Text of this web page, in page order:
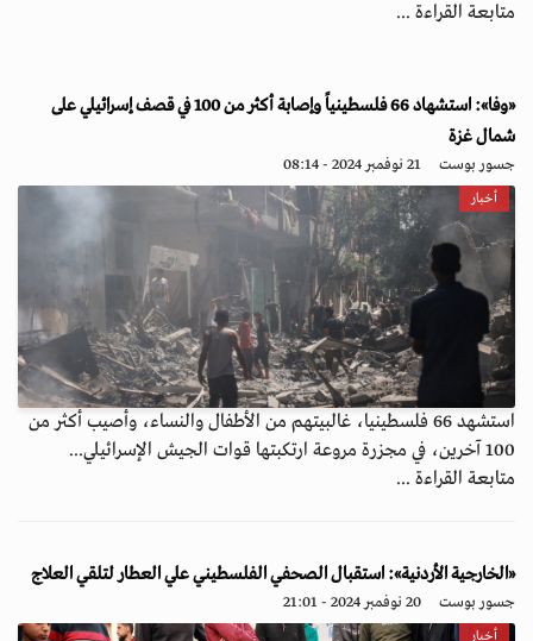
متابعة القراءة ...
«وفا»: استشهاد 66 فلسطينياً وإصابة أكثر من 100 في قصف إسرائيلي على
شمال غزة
جسور بوست 21 نوفمبر 2024 - 08:14
أخبار
استشهد 66 فلسطينيا، غالبيتهم من الأطفال والنساء، وأصيب أكثر من
100 آخرين، في مجزرة مروعة ارتكبتها قوات الجيش الإسرائيلي...
متابعة القراءة ...
«الخارجية الأردنية»: استقبال الصحفي الفلسطيني علي العطار لتلقي العلاج
جسور بوست 20 نوفمبر 2024 - 21:01
أخبار